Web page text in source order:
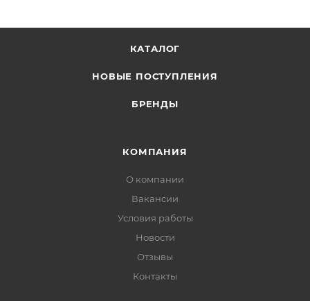
КАТАЛОГ
НОВЫЕ ПОСТУПЛЕНИЯ
БРЕНДЫ
КОМПАНИЯ
О компании
Вакансии
Условия работы
Новости
Отзывы
Контакты